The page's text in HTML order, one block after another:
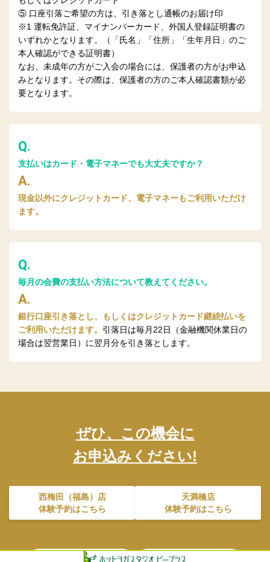
体験レッスン予約
体験レッスン予約
⑤ 口座引落ご希望の方は、引き落とし通帳のお届け印
※1 運転免許証、マイナンバーカード、外国人登録証明書の
いずれかとなります。（「氏名」「住所」「生年月日」のご
本人確認ができる証明書）
なお、未成年の方がご入会の場合には、保護者の方がお申込
みとなります。その際は、保護者の方のご本人確認書類が必
要となります。
Q.
支払いはカード・電子マネーでも大丈夫ですか？
A.
現金以外にクレジットカード、電子マネーもご利用いただけ
ます。
Q.
毎月の会費の支払い方法について教えてください。
A.
銀行口座引き落とし、もしくはクレジットカード継続払いを
ご利用いただけます。 引落日は毎月22日（金融機関休業日の
場合は翌営業日）に翌月分を引き落とします。
ぜひ、この機会に
お申込みください!
西梅田（福島）店
体験予約はこちら
天満橋店
体験予約はこちら